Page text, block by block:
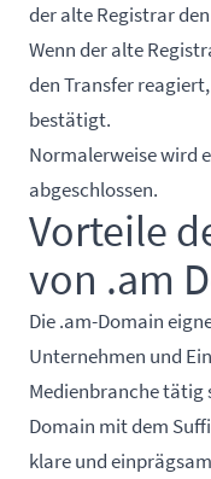
der alte Registrar
Wenn der alte
den Transfer
bestätigt.
Normalerweise wird
abgeschlossen.
Vorteile
von .am
Die .am-Domain
Unternehmen und
Medienbranche tätig
Domain mit dem
klare und